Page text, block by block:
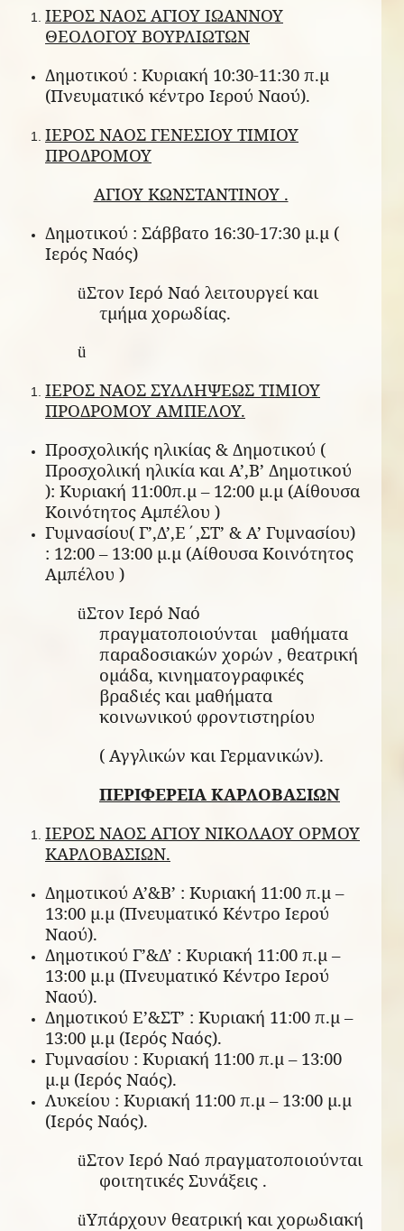
ΙΕΡΟΣ ΝΑΟΣ ΑΓΙΟΥ ΙΩΑΝΝΟΥ
ΘΕΟΛΟΓΟΥ ΒΟΥΡΛΙΩΤΩΝ
Δημοτικού : Κυριακή 10:30-11:30 π.μ
(Πνευματικό κέντρο Ιερού Ναού).
ΙΕΡΟΣ ΝΑΟΣ ΓΕΝΕΣΙΟΥ ΤΙΜΙΟΥ
ΠΡΟΔΡΟΜΟΥ
ΑΓΙΟΥ ΚΩΝΣΤΑΝΤΙΝΟΥ .
Δημοτικού : Σάββατο 16:30-17:30 μ.μ (
Ιερός Ναός)
üΣτον Ιερό Ναό λειτουργεί και
τμήμα χορωδίας.
ü
ΙΕΡΟΣ ΝΑΟΣ ΣΥΛΛΗΨΕΩΣ ΤΙΜΙΟΥ
ΠΡΟΔΡΟΜΟΥ ΑΜΠΕΛΟΥ.
Προσχολικής ηλικίας & Δημοτικού (
Προσχολική ηλικία και Α’,Β’ Δημοτικού
): Κυριακή 11:00π.μ – 12:00 μ.μ (Αίθουσα
Κοινότητος Αμπέλου )
Γυμνασίου( Γ’,Δ’,Ε΄,ΣΤ’ & Α’ Γυμνασίου)
: 12:00 – 13:00 μ.μ (Αίθουσα Κοινότητος
Αμπέλου )
üΣτον Ιερό Ναό
πραγματοποιούνται μαθήματα
παραδοσιακών χορών , θεατρική
ομάδα, κινηματογραφικές
βραδιές και μαθήματα
κοινωνικού φροντιστηρίου
( Αγγλικών και Γερμανικών).
ΠΕΡΙΦΕΡΕΙΑ ΚΑΡΛΟΒΑΣΙΩΝ
ΙΕΡΟΣ ΝΑΟΣ ΑΓΙΟΥ ΝΙΚΟΛΑΟΥ ΟΡΜΟΥ
ΚΑΡΛΟΒΑΣΙΩΝ.
Δημοτικού Α’&Β’ : Κυριακή 11:00 π.μ –
13:00 μ.μ (Πνευματικό Κέντρο Ιερού
Ναού).
Δημοτικού Γ’&Δ’ : Κυριακή 11:00 π.μ –
13:00 μ.μ (Πνευματικό Κέντρο Ιερού
Ναού).
Δημοτικού Ε’&ΣΤ’ : Κυριακή 11:00 π.μ –
13:00 μ.μ (Ιερός Ναός).
Γυμνασίου : Κυριακή 11:00 π.μ – 13:00
μ.μ (Ιερός Ναός).
Λυκείου : Κυριακή 11:00 π.μ – 13:00 μ.μ
(Ιερός Ναός).
üΣτον Ιερό Ναό πραγματοποιούνται
φοιτητικές Συνάξεις .
üΥπάρχουν θεατρική και χορωδιακή